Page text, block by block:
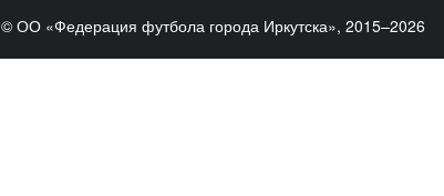
© ОО «Федерация футбола города Иркутска», 2015–2026